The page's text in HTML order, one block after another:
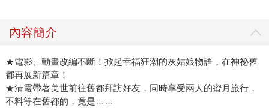
內容簡介
★電影、動畫改編不斷！掀起幸福狂潮的灰姑娘物語，在神祕舊
都再展新篇章！
★清霞帶著美世前往舊都拜訪好友，同時享受兩人的蜜月旅行，
不料等在舊都的，竟是……